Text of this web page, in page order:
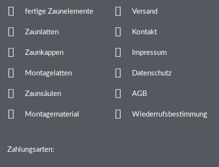
m
o
fertige Zaunelemente
Zaunlatten
Zaunkappen
Montagelatten
Zaunsäulen
Montagematerial
Versand
Kontakt
Impressum
Datenschutz
AGB
Wiederrufsbestimmung
Zahlungsarten: